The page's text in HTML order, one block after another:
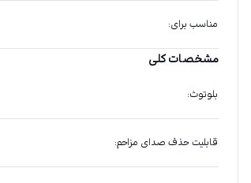
مناسب برای:
مشخصات کلی
بلوتوث:
قابلیت حذف صدای مزاحم: